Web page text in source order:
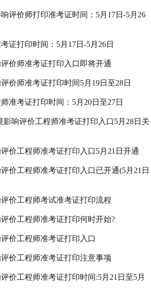
评价师打印准考证时间：5月17日-5月26
证打印时间：5月17日-5月26日
价师准考证打印入口即将开通
价师准考证打印时间5月19日至28日
准考证打印时间：5月20日至27日
影响评价工程师准考证打印入口5月28日关
价工程师准考证打印入口5月21日开通
价工程师准考证打印入口已开通(5月21日
价工程师考试准考证打印流程
价工程师准考证打印何时开始?
价工程师准考证打印入口
价工程师准考证打印注意事项
价工程师准考证打印时间:5月21日至5月